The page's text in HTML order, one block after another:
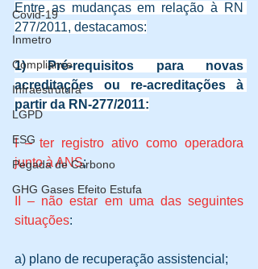
Covid-19
Inmetro
Compliance
Infraestrutura
LGPD
ESG
Pegada de Carbono
GHG Gases Efeito Estufa
Entre as mudanças em relação à RN
277/2011, destacamos:
1) Pré-requisitos para novas
acreditações ou re-acreditações à
partir da RN-277/2011:
I – ter registro ativo como operadora
junto à ANS;
II – não estar em uma das seguintes
situações:
a) plano de recuperação assistencial;